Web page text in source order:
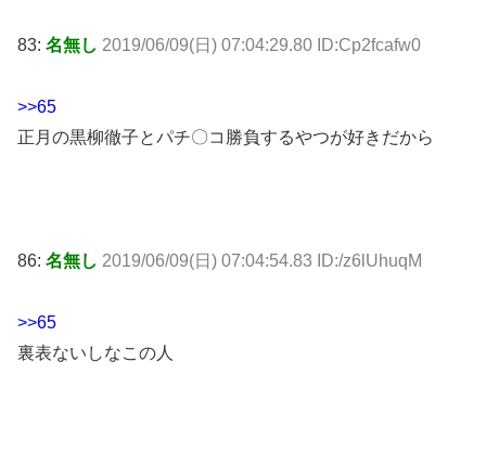
83: 名無し 2019/06/09(日) 07:04:29.80 ID:Cp2fcafw0
>>65
正月の黒柳徹子とパチ〇コ勝負するやつが好きだから
86: 名無し 2019/06/09(日) 07:04:54.83 ID:/z6lUhuqM
>>65
裏表ないしなこの人